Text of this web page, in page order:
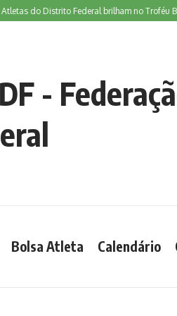
do Distrito Federal brilham no Troféu Brasil
-
Bolsa Atleta Calendário